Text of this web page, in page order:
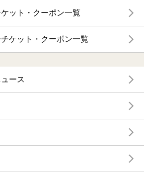
ット・クーポン一覧
ケット・クーポン一覧
ース